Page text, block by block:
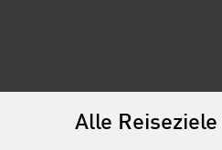
Alle Reiseziele